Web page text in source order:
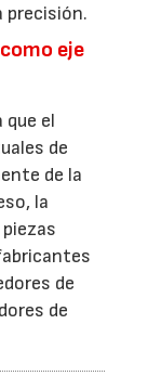
precisión.
eje
el
de
de la
la
de
de